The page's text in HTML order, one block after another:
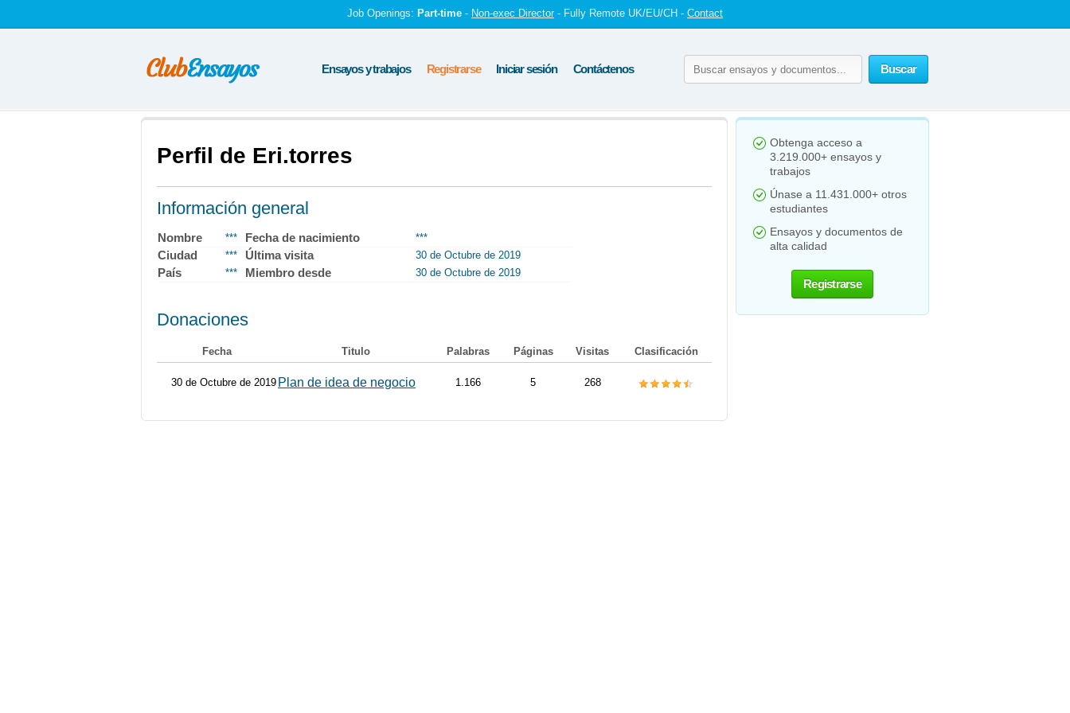
Job Openings: Part-time - Non-exec Director - Fully Remote UK/EU/CH - Contact
Buscar
Ensayos y trabajos Registrarse Iniciar sesión Contáctenos
Perfil de Eri.torres
Información general
Nombre *** Fecha de nacimiento ***
Ciudad *** Última visita 30 de Octubre de 2019
País *** Miembro desde 30 de Octubre de 2019
Donaciones
Fecha Titulo Palabras Páginas Visitas Clasificación
30 de Octubre de 2019 Plan de idea de negocio 1.166 5 268
Obtenga acceso a
3.219.000+ ensayos y
trabajos
Únase a 11.431.000+ otros
estudiantes
Ensayos y documentos de
alta calidad
Registrarse